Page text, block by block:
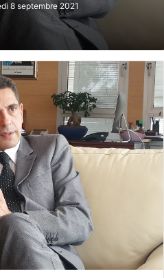
8 septembre 2021